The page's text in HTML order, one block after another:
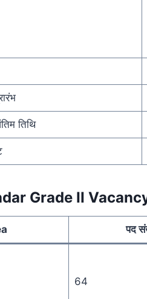
तिथि
Grade II
पद
64